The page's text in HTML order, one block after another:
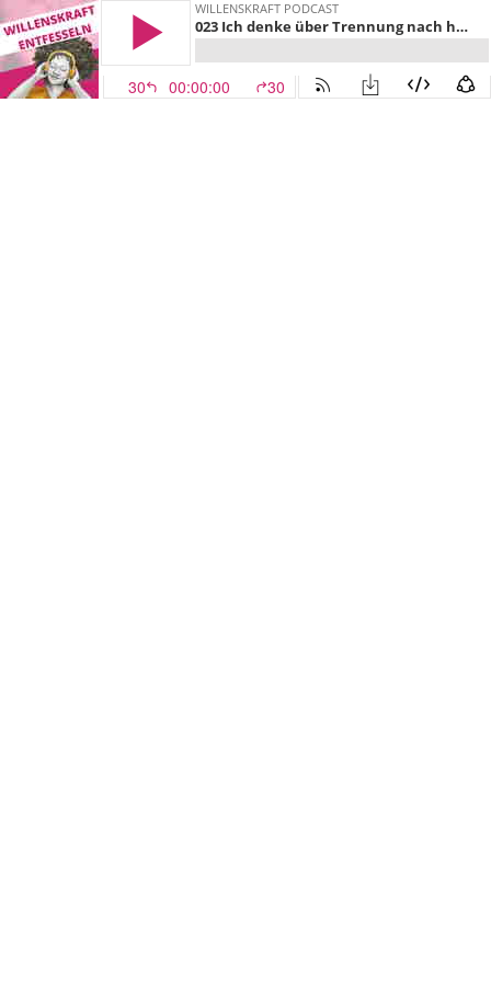
WILLENSKRAFT PODCAST
023 Ich denke über Trennung nach habe aber Angst einsam zu sein
30 00:00:00 30